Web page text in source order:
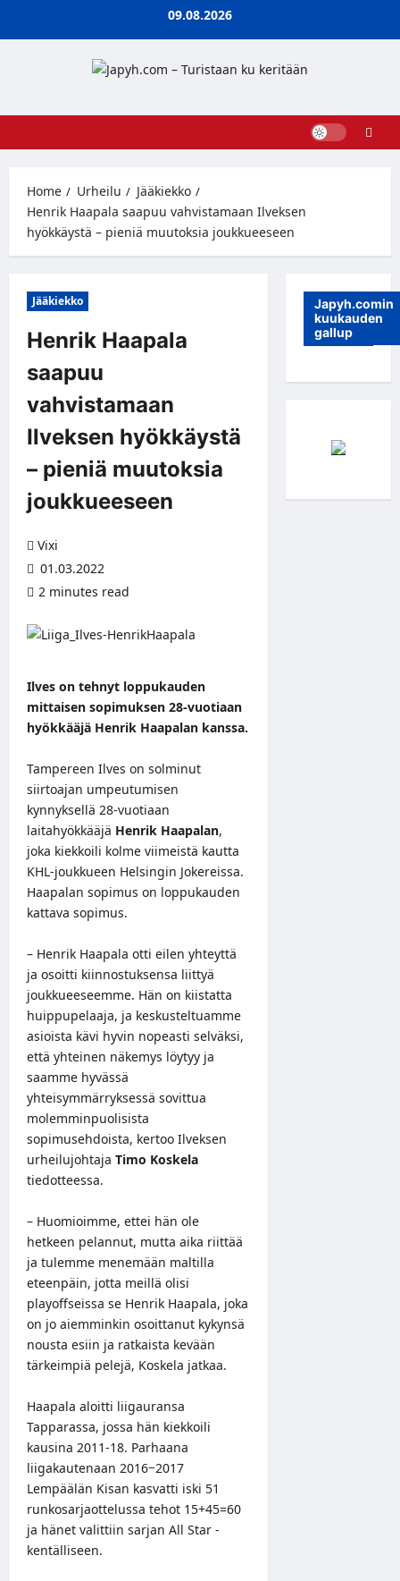
09.08.2026
Home Urheilu
Jääkiekko
Henrik Haapala saapuu vahvistamaan Ilveksen
hyökkäystä – pieniä muutoksia joukkueeseen
Jääkiekko
Henrik Haapala
saapuu
vahvistamaan
Ilveksen hyökkäystä
– pieniä muutoksia
joukkueeseen
Vixi
01.03.2022
2 minutes read
Ilves on tehnyt loppukauden
mittaisen sopimuksen 28-vuotiaan
hyökkääjä Henrik Haapalan kanssa.
Tampereen Ilves on solminut
siirtoajan umpeutumisen
kynnyksellä 28-vuotiaan
laitahyökkääjä Henrik Haapalan,
joka kiekkoili kolme viimeistä kautta
KHL-joukkueen Helsingin Jokereissa.
Haapalan sopimus on loppukauden
kattava sopimus.
– Henrik Haapala otti eilen yhteyttä
ja osoitti kiinnostuksensa liittyä
joukkueeseemme. Hän on kiistatta
huippupelaaja, ja keskusteltuamme
asioista kävi hyvin nopeasti selväksi,
että yhteinen näkemys löytyy ja
saamme hyvässä
yhteisymmärryksessä sovittua
molemminpuolisista
sopimusehdoista, kertoo Ilveksen
urheilujohtaja Timo Koskela
tiedotteessa.
– Huomioimme, ettei hän ole
hetkeen pelannut, mutta aika riittää
ja tulemme menemään maltilla
eteenpäin, jotta meillä olisi
playoffseissa se Henrik Haapala, joka
on jo aiemminkin osoittanut kykynsä
nousta esiin ja ratkaista kevään
tärkeimpiä pelejä, Koskela jatkaa.
Haapala aloitti liigauransa
Tapparassa, jossa hän kiekkoili
kausina 2011-18. Parhaana
liigakautenaan 2016−2017
Lempäälän Kisan kasvatti iski 51
runkosarjaottelussa tehot 15+45=60
ja hänet valittiin sarjan All Star -
kentälliseen.
Japyh.comin
kuukauden
gallup